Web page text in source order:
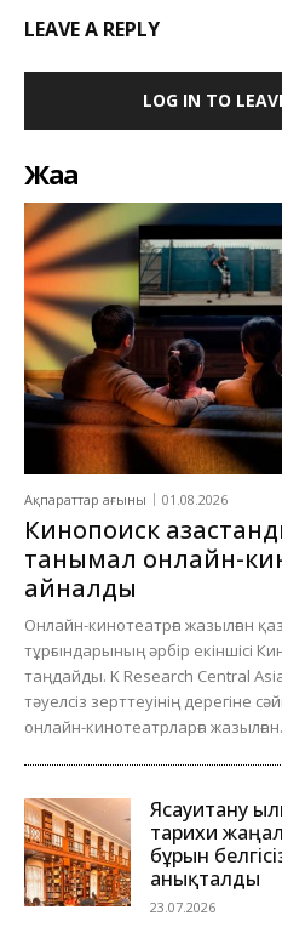
LEAVE A REPLY
LOG IN TO
Жаңа
Ақпараттар ағыны 01.08.2026
Кинопоиск
танымал онлайн-
айналды
Онлайн-кинотеатрға жазылған
тұрғындарының әрбір екіншісі
таңдайды. K Research Central
тәуелсіз зерттеуінің дерегіне
онлайн-кинотеатрларға
Ясауитану
тарихи
бұрын
анықталды
23.07.2026